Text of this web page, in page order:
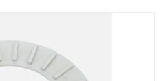
气胎离合器